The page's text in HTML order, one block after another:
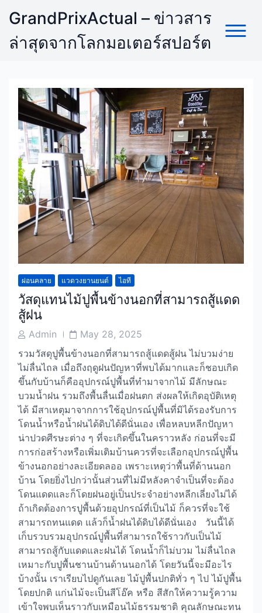
content
GrandPrixActual – ข่าวสาร
ล่าสุดจากโลกมอเตอร์สปอร์ต
ผ่อนคลาย แวดวงยานยนต์ ไอที
วัสดุแทนไม้ปูพื้นข้างนอกที่สามารถสู้แดด
สู้ฝน
PostAdmin
PostMay 28, 2025
รวมวัสดุปูพื้นข้างนอกที่สามารถสู้แดดสู้ฝน ไม่บวมง่าย
ไม่ลื่นไถล เมื่อถึงฤดูฝนปัญหาที่พบได้มากและก็ชอบเกิด
ขึ้นกับบ้านก็คืออุปกรณ์ปูพื้นที่ทำมาจากไม้ มีลักษณะ
บวมน้ำฝน รวมถึงพื้นลื่นเมื่อฝนตก ส่งผลให้เกิดอุบัติเหตุ
ได้ มีสาเหตุมาจากการใช้อุปกรณ์ปูพื้นที่มิได้รองรับการ
โดนน้ำหรือน้ำฝนได้ดิบได้ดีนั่นเอง เพื่อหลบหลีกปัญหา
น่าปวดศีรษะต่าง ๆ ที่จะเกิดขึ้นในคราวหลัง ก่อนที่จะมี
การก่อสร้างหรือเพิ่มเติมบ้านควรที่จะเลือกอุปกรณ์ปูพื้น
ข้างนอกอย่างละเอียดลออ เพราะเหตุว่าพื้นที่ด้านนอก
บ้าน โดยยิ่งไปกว่านั้นส่วนที่ไม่มีหลังคาจำเป็นที่จะต้อง
โดนแดดและก็โดยฝนอยู่เป็นประจำอย่างหลีกเลี่ยงไม่ได้
ถ้าเกิดต้องการปูพื้นด้วยอุปกรณ์ที่เป็นไม้ ก็ควรที่จะใช้
สามารถทนแดด แล้วก็น้ำฝนได้ดิบได้ดีนั่นเอง วันนี้ได้
เก็บรวบรวมอุปกรณ์ปูพื้นที่สามารถใช้ราวกับเป็นไม้
สามารถสู้กับแดดและฝนได้ โดนน้ำก็ไม่บวม ไม่ลื่นไถล
เหมาะกับปูพื้นชานบ้านด้านนอกได้ โดยวันนี้จะมีอะไร
บ้างนั้น เราเรียบไปดูกันเลย ไม้ปูพื้นปกติทั่ว ๆ ไป ไม้ปูพื้น
โดยปกติ แก่นไม้จะเป็นสีโอ๊ค หรือ สีสักให้ความรู้ความ
เข้าใจพบเห็นราวกับเหมือนไม้ธรรมชาติ คุณลักษณะทน